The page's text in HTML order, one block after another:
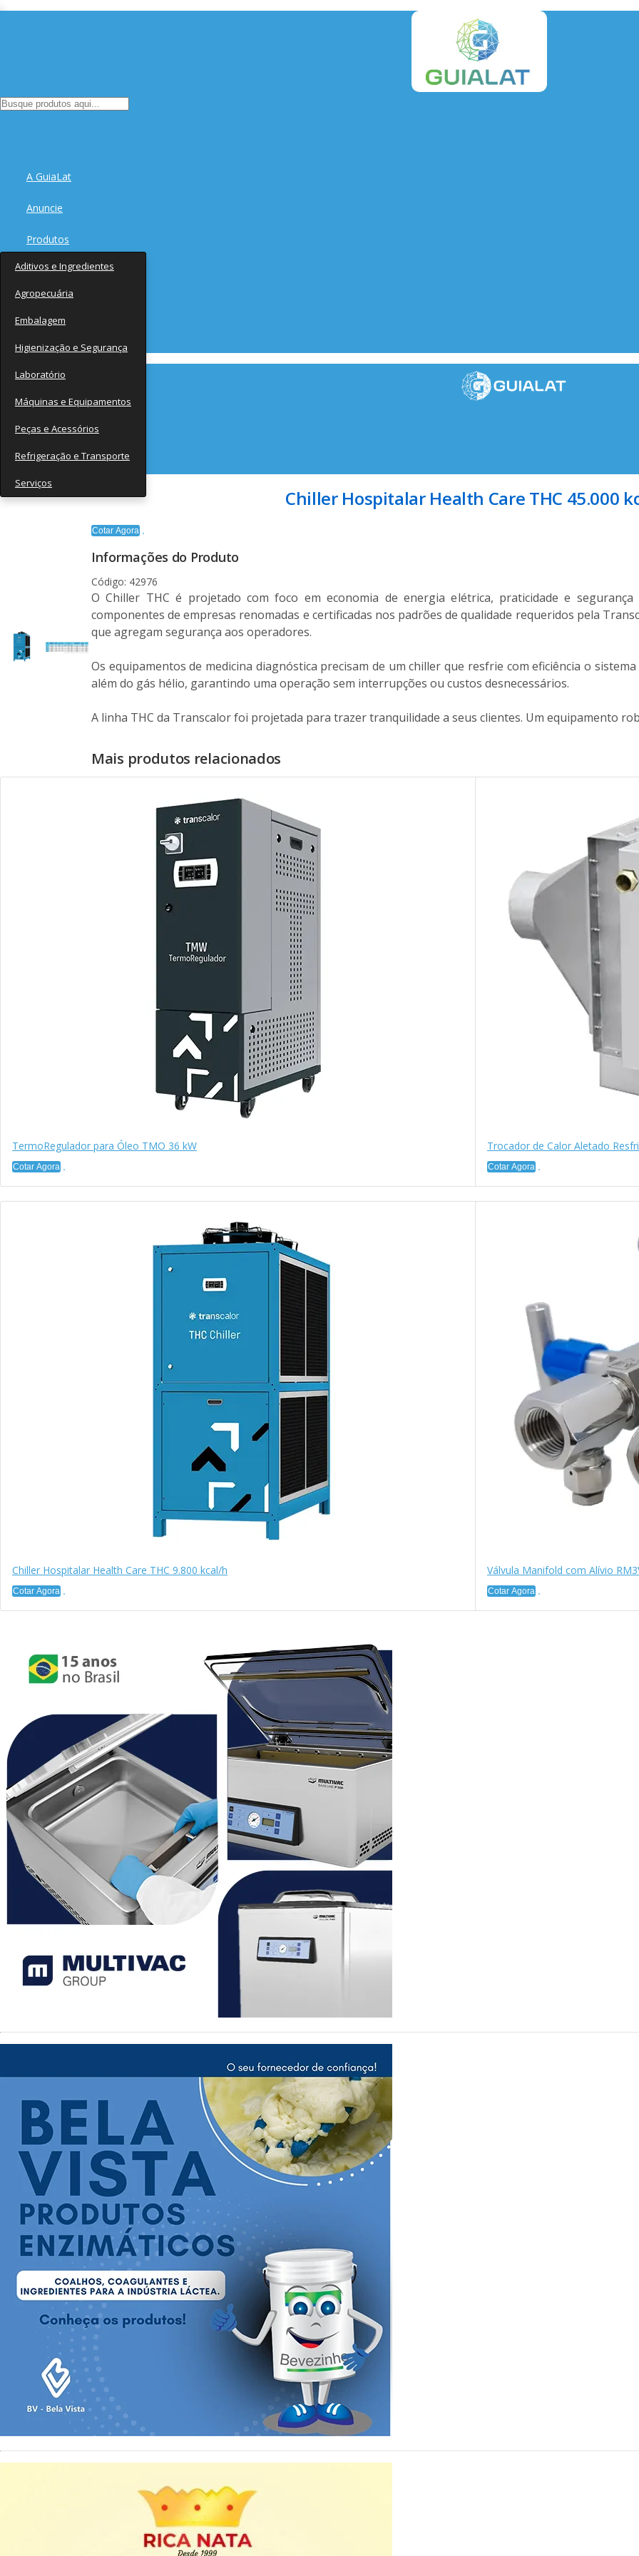
A GuiaLat
Anuncie
Produtos
Aditivos e Ingredientes
Agropecuária
Embalagem
Higienização e Segurança
Laboratório
Máquinas e Equipamentos
Peças e Acessórios
Refrigeração e Transporte
Serviços
Fornecedores
Notícias
Chiller Hospitalar Health Care THC 45.000
Cotar Agora
Informações do Produto
Código: 42976
O Chiller THC é projetado com foco em economia de energia elétrica, praticidade e
componentes de empresas renomadas e certificadas nos padrões de qualidade requeridos pela
que agregam segurança aos operadores.
Os equipamentos de medicina diagnóstica precisam de um chiller que resfrie com eficiência o
além do gás hélio, garantindo uma operação sem interrupções ou custos desnecessários.
A linha THC da Transcalor foi projetada para trazer tranquilidade a seus clientes. Um equipamento
Mais produtos relacionados
TermoRegulador para Óleo TMO 36 kW
Cotar Agora
Trocador de Calor Aletado
Cotar Agora
Chiller Hospitalar Health Care THC 9.800 kcal/h
Cotar Agora
Válvula Manifold com Alívio
Cotar Agora